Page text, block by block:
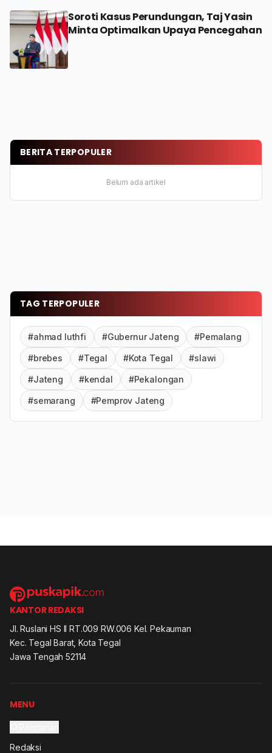
Soroti Kasus Perundungan, Taj Yasin
Minta Optimalkan Upaya Pencegahan
BERITA TERPOPULER
Belum ada artikel
TAG TERPOPULER
#ahmad luthfi #Gubernur Jateng #Pemalang
#brebes #Tegal #Kota Tegal #slawi
#Jateng #kendal #Pekalongan
#semarang #Pemprov Jateng
KANTOR REDAKSI
Jl. Ruslani HS II RT.009 RW.006 Kel. Pekauman
Kec. Tegal Barat, Kota Tegal
Jawa Tengah 52114
MENU
Redaksi